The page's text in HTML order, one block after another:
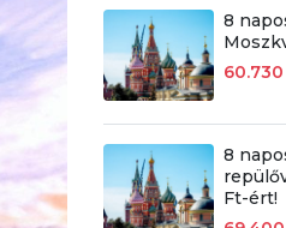
8
60.730
8
Ft-ért!